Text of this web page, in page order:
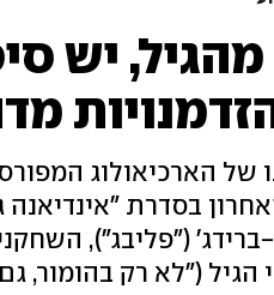
יש
בסדרת "אינדיאנה
ברידג' ("פליבג"),
הגיל ("לא רק